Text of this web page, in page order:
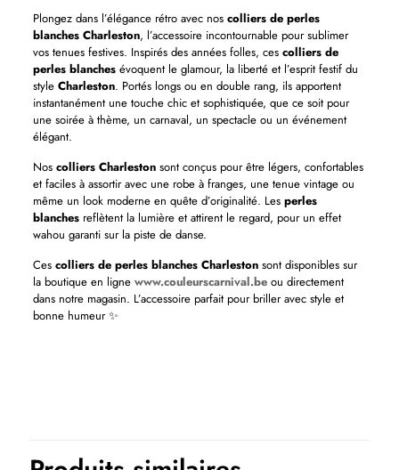
Plongez dans l’élégance rétro avec nos colliers de perles
blanches Charleston, l’accessoire incontournable pour sublimer
vos tenues festives. Inspirés des années folles, ces colliers de
perles blanchesévoquent le glamour, la liberté et l’esprit festif du
style Charleston. Portés longs ou en double rang, ils apportent
instantanément une touche chic et sophistiquée, que ce soit pour
une soirée à thème, un carnaval, un spectacle ou un événement
élégant.
Nos colliers Charlestonsont conçus pour être légers, confortables
et faciles à assortir avec une robe à franges, une tenue vintage ou
même un look moderne en quête d’originalité. Les perles
blanchesreflètent la lumière et attirent le regard, pour un effet
wahou garanti sur la piste de danse.
Ces colliers de perles blanches Charlestonsont disponibles sur
la boutique en ligne www.couleurscarnival.beou directement
dans notre magasin. L’accessoire parfait pour briller avec style et
bonne humeur ✨